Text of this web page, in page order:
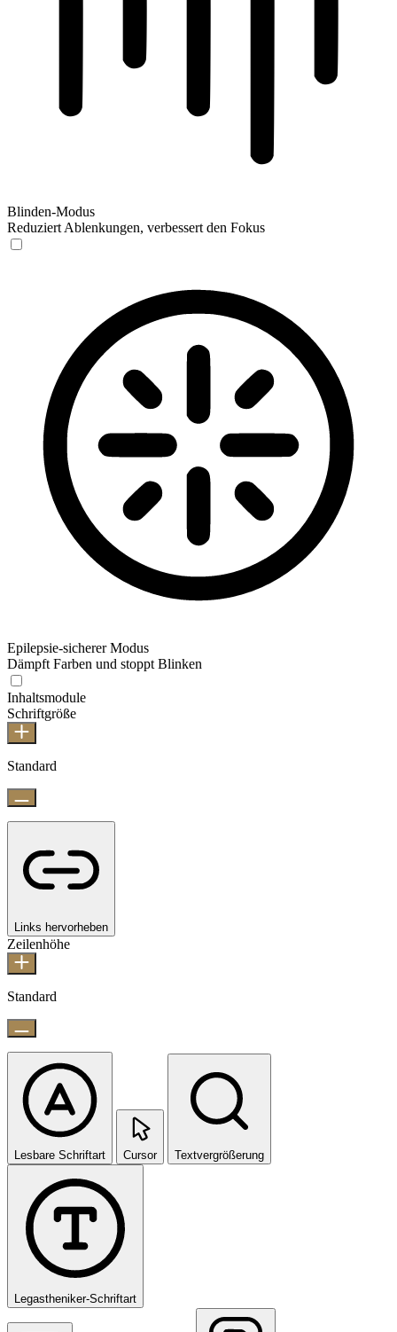
Blinden-Modus
Reduziert Ablenkungen, verbessert den Fokus
Epilepsie-sicherer Modus
Dämpft Farben und stoppt Blinken
Inhaltsmodule
Schriftgröße
Standard
Links hervorheben
Zeilenhöhe
Standard
Lesbare Schriftart Cursor Textvergrößerung
Legastheniker-Schriftart